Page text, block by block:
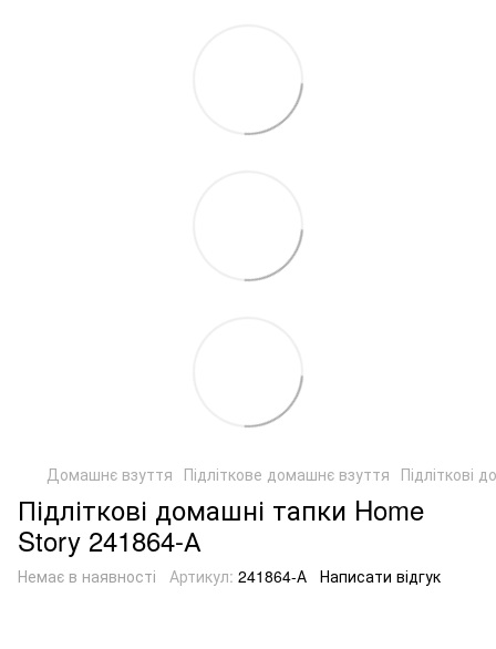
Домашнє взуття Підліткове домашнє взуття Підліткові
Підліткові домашні тапки Home
Story 241864-А
Немає в наявності Артикул: 241864-А Написати відгук